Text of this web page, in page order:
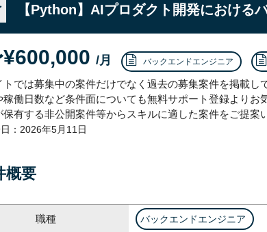
【Python】AIプロダクト開発における
/月 バックエンドエンジニア
では募集中の案件だけでなく過去の募集案件を掲載し
働日数など条件面についても無料サポート登録よりお
有する非公開案件等からスキルに適した案件をご提案
：2026年5月11日
概要
職種 バックエンドエンジニア